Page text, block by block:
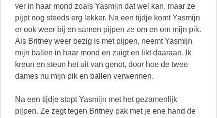
Na een tijdje stopt Yasmijn met het gezamenlijk
pijpen. Ze zegt tegen Britney pak met je ene hand de